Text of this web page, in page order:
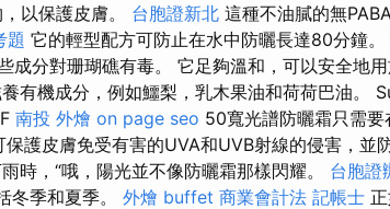
以保護皮膚。 台胞證新北 這種不油膩的無
題 它的輕型配方可防止在水中防曬長達80分鐘。
成分對珊瑚礁有毒。 它足夠溫和，可以安全地
有機成分，例如鱷梨，乳木果油和荷荷巴油。
南投 外燴 on page seo 50寬光譜防曬霜只需要
保護皮膚免受有害的UVA和UVB射線的侵害，並
時，“哦，陽光並不像防曬霜那樣閃耀。 台胞證
冬季和夏季。 外燴 buffet 商業會計法 記帳士